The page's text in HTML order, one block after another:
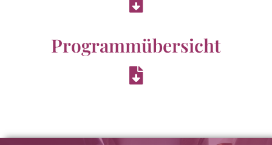
Programmübersicht